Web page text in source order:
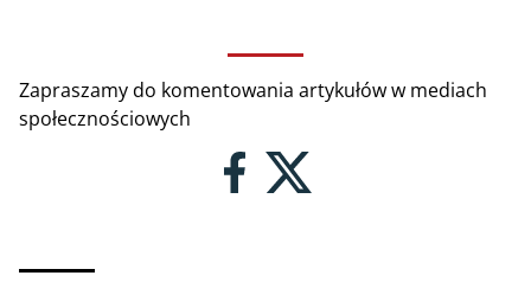
Zapraszamy do komentowania artykułów w mediach
społecznościowych